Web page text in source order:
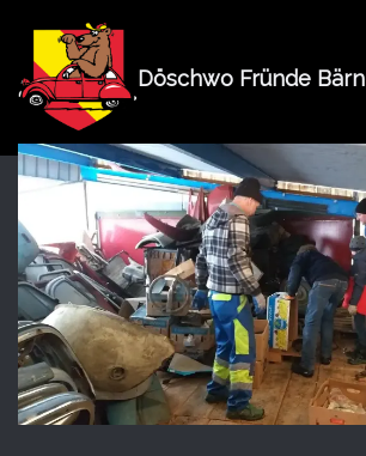
Inhalt
Döschwo Fründe Bärn